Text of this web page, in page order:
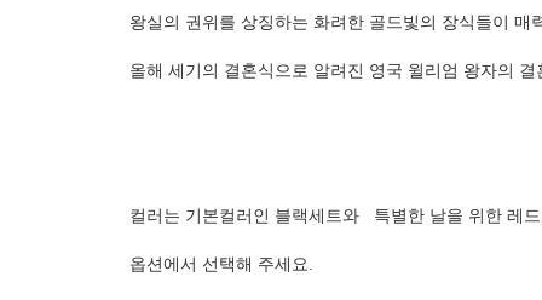
왕실의 권위를 상징하는 화려한 골드빛의 장식들이
올해 세기의 결혼식으로 알려진 영국 윌리엄 왕
컬러는 기본컬러인 블랙세트와   특별한 날을 위
            옵션에서 선택해 주세요.